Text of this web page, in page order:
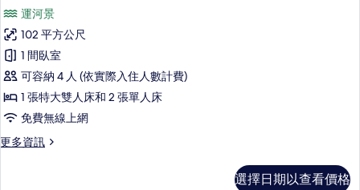
Premium
Two-
Bedroom
Suite
的
所
有
運河景
102 平方公尺
1 間臥室
可容納 4 人 (依實際入住人數計費)
1 張特大雙人床和 2 張單人床
免費無線上網
更多資訊
更
選擇日期以查看價格